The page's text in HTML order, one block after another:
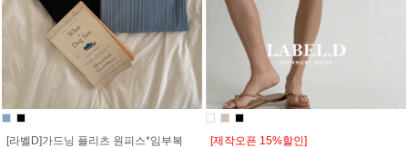
[라벨D]가드닝 플리츠 원피스*임부복
[제작오픈 15%할인]